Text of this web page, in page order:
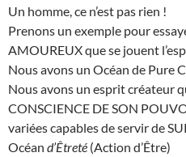
Un homme, ce n’est pas rien !
Prenons un exemple pour
AMOUREUX que se jouent
Nous avons un Océan de Pure
Nous avons un esprit créateur
CONSCIENCE DE SON
variées capables de servir de
Océan d’Êtreté (Action d’Être)